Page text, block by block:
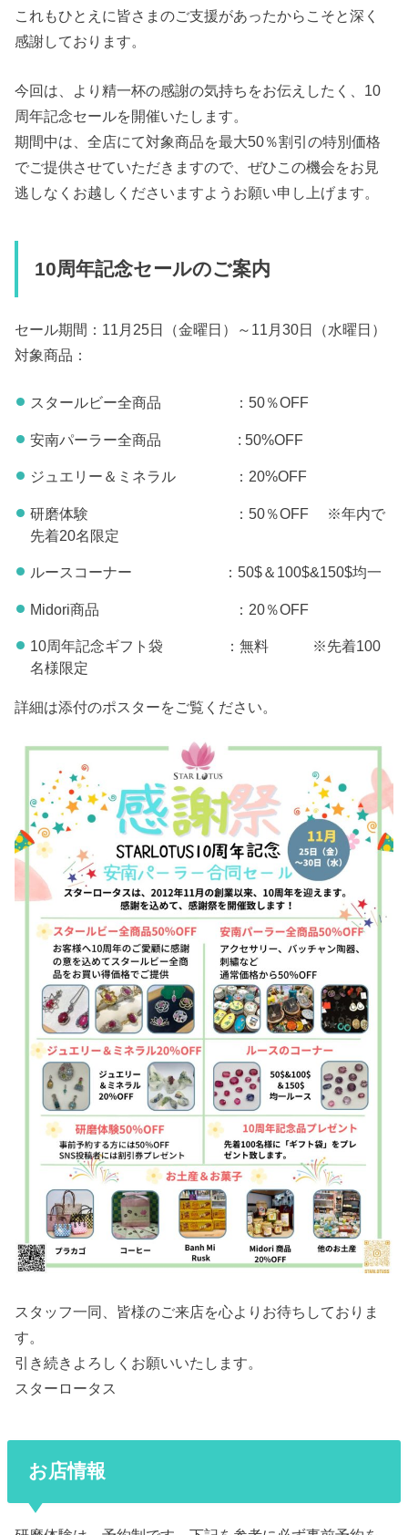
これもひとえに皆さまのご支援があったからこそと深く
感謝しております。
今回は、より精一杯の感謝の気持ちをお伝えしたく、10
周年記念セールを開催いたします。
期間中は、全店にて対象商品を最大50％割引の特別価格
でご提供させていただきますので、ぜひこの機会をお見
逃しなくお越しくださいますようお願い申し上げます。
10周年記念セールのご案内
セール期間：11月25日（金曜日）～11月30日（水曜日）
対象商品：
スタールビー全商品 ：50％OFF
安南パーラー全商品 : 50%OFF
ジュエリー＆ミネラル ：20%OFF
研磨体験 ：50％OFF ※年内で
先着20名限定
ルースコーナー ：50$＆100$&150$均一
Midori商品 ：20％OFF
10周年記念ギフト袋 ：無料 ※先着100
名様限定
詳細は添付のポスターをご覧ください。
スタッフ一同、皆様のご来店を心よりお待ちしておりま
す。
引き続きよろしくお願いいたします。
スターロータス
お店情報